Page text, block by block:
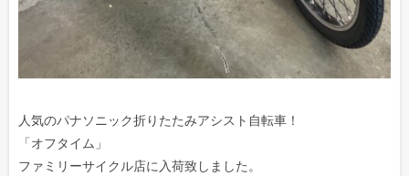
人気のパナソニック折りたたみアシスト自転車！
「オフタイム」
ファミリーサイクル店に入荷致しました。